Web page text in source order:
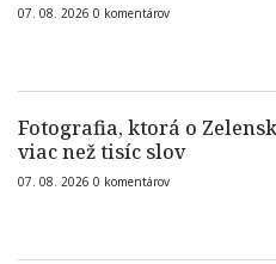
07. 08. 2026 0 komentárov
Fotografia, ktorá o
viac než tisíc slov
07. 08. 2026 0 komentárov